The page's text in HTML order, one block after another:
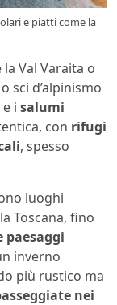
e piatti come la
Val Varaita o
sci d’alpinismo
e i salumi
con rifugi
, spesso
luoghi
Toscana, fino
paesaggi
inverno
più rustico ma
nei